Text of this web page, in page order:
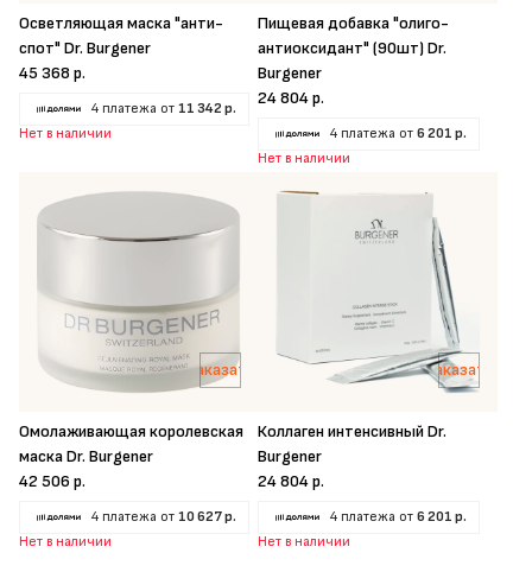
Осветляющая маска "анти-
спот" Dr. Burgener
45 368 р.
4 платежа от 11 342 р.
Нет в наличии
Пищевая добавка "олиго-
антиоксидант" (90шт) Dr.
Burgener
24 804 р.
4 платежа от 6 201 р.
Нет в наличии
Заказать
Омолаживающая королевская
маска Dr. Burgener
42 506 р.
4 платежа от 10 627 р.
Нет в наличии
Заказать
Коллаген интенсивный Dr.
Burgener
24 804 р.
4 платежа от 6 201 р.
Нет в наличии